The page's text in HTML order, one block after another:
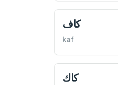
كاف
kaf
كاك